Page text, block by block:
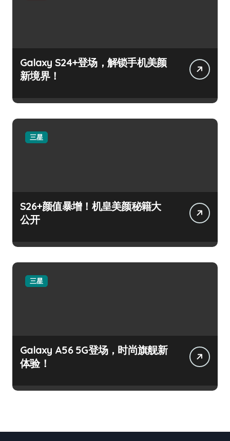
Galaxy S24+登场，解锁手机美颜
新境界！
三星
S26+颜值暴增！机皇美颜秘籍大
公开
三星
Galaxy A56 5G登场，时尚旗舰新
体验！